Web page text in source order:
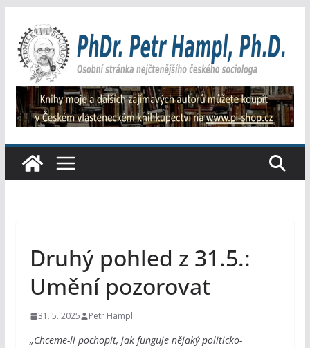
obsah
Druhý pohled z 31.5.:
Umění pozorovat
31. 5. 2025 Petr Hampl
„Chceme-li pochopit, jak funguje nějaký politicko-